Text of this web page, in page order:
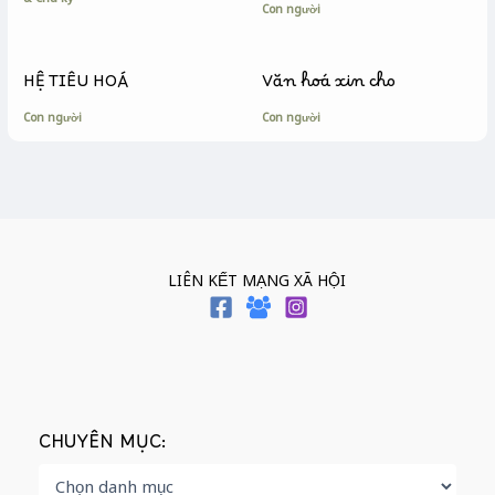
Con người
HỆ TIÊU HOÁ
Con người
Văn hoá xin cho
Con người
LIÊN KẾT MẠNG XÃ HỘI
CHUYÊN MỤC: